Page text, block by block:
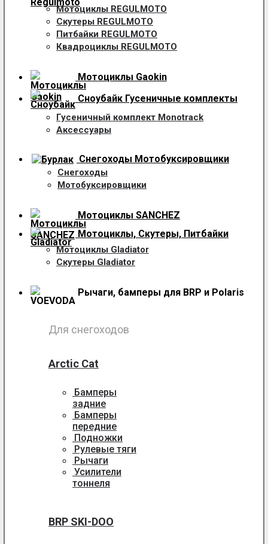
Мотоциклы REGULMOTO
Скутеры REGULMOTO
Питбайки REGULMOTO
Квадроциклы REGULMOTO
Мотоциклы Gaokin
Сноубайк Гусеничные комплекты
Гусеничный комплект Monotrack
Аксессуары
Снегоходы Мотобуксировщики
Снегоходы
Мотобуксировщики
Мотоциклы SANCHEZ
Мотоциклы, Скутеры, Питбайки
Мотоциклы Gladiator
Скутеры Gladiator
Рычаги, бамперы для BRP и Polaris
Для снегоходов
Arctic Cat
Бамперы
задние
Бамперы
передние
Подножки
Рулевые тяги
Рычаги
Усилители
тоннеля
BRP SKI-DOO